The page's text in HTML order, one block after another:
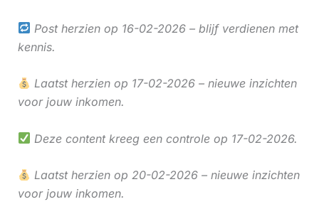
Post herzien op 16-02-2026 – blijf verdienen met
kennis.
Laatst herzien op 17-02-2026 – nieuwe inzichten
voor jouw inkomen.
Deze content kreeg een controle op 17-02-2026.
Laatst herzien op 20-02-2026 – nieuwe inzichten
voor jouw inkomen.